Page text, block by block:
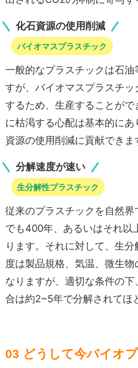
化石資源の使用削減
バイオマスプラスチック
一般的なプラスチックは石油
すが、バイオマスプラスチ
するため、生産することがで
に枯渇する心配は基本的に
資源の使用削減に貢献できま
分解速度が速い
生分解性プラスチック
従来のプラスチックを自然
でも400年、あるいはそれ以
ります。それに対して、生
度は製品規格、気温、微生
なりますが、適切な条件の
合は約2~5年で分解されてほ
03 どうして今バイオ